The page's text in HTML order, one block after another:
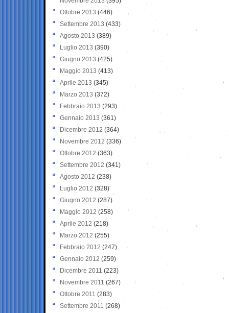
Ottobre 2013 (446)
Settembre 2013 (433)
Agosto 2013 (389)
Luglio 2013 (390)
Giugno 2013 (425)
Maggio 2013 (413)
Aprile 2013 (345)
Marzo 2013 (372)
Febbraio 2013 (293)
Gennaio 2013 (361)
Dicembre 2012 (364)
Novembre 2012 (336)
Ottobre 2012 (363)
Settembre 2012 (341)
Agosto 2012 (238)
Luglio 2012 (328)
Giugno 2012 (287)
Maggio 2012 (258)
Aprile 2012 (218)
Marzo 2012 (255)
Febbraio 2012 (247)
Gennaio 2012 (259)
Dicembre 2011 (223)
Novembre 2011 (267)
Ottobre 2011 (283)
Settembre 2011 (268)